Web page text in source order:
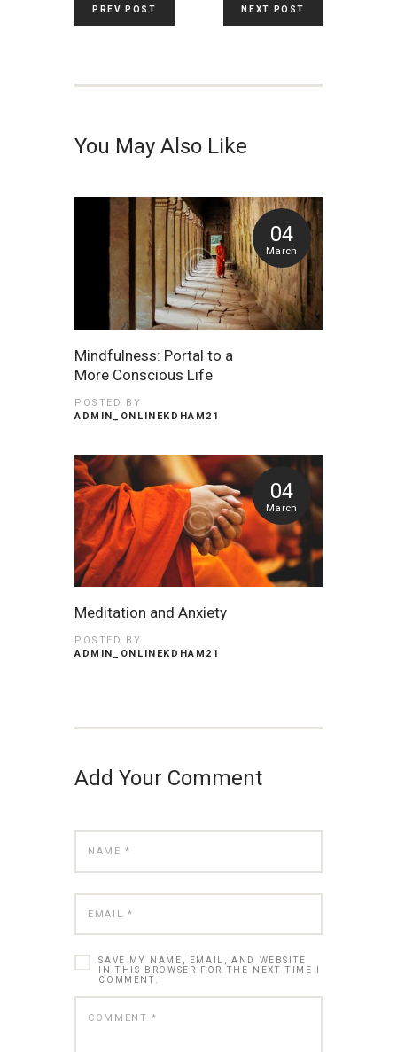
PREV POST NEXT POST
You May Also Like
04
March
Mindfulness: Portal to a
More Conscious Life
POSTED BY
ADMIN_ONLINEKDHAM21
04
March
Meditation and Anxiety
POSTED BY
ADMIN_ONLINEKDHAM21
Add Your Comment
SAVE MY NAME, EMAIL, AND WEBSITE
IN THIS BROWSER FOR THE NEXT TIME I
COMMENT.